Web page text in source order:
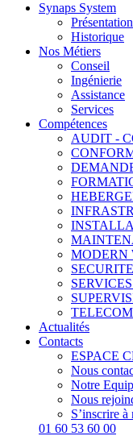
Synaps System
Présentation
Historique
Nos Métiers
Conseil
Ingénierie
Assistance
Services
Compétences
AUDIT -
MODERN
SECURITE
TELECOM
Actualités
Contacts
ESPACE
Nous
Notre
Nous
S’inscrire
01 60 53 60 00